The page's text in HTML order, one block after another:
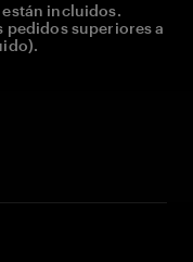
incluidos.
pedidos superiores a